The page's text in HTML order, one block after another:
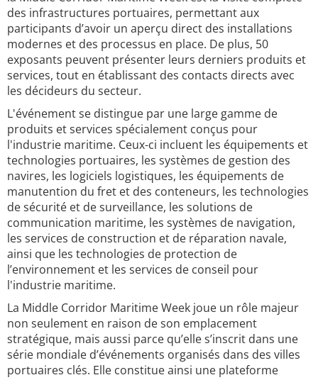
des infrastructures portuaires, permettant aux
participants d’avoir un aperçu direct des installations
modernes et des processus en place. De plus, 50
exposants peuvent présenter leurs derniers produits et
services, tout en établissant des contacts directs avec
les décideurs du secteur.
L'événement se distingue par une large gamme de
produits et services spécialement conçus pour
l'industrie maritime. Ceux-ci incluent les équipements et
technologies portuaires, les systèmes de gestion des
navires, les logiciels logistiques, les équipements de
manutention du fret et des conteneurs, les technologies
de sécurité et de surveillance, les solutions de
communication maritime, les systèmes de navigation,
les services de construction et de réparation navale,
ainsi que les technologies de protection de
l’environnement et les services de conseil pour
l'industrie maritime.
La Middle Corridor Maritime Week joue un rôle majeur
non seulement en raison de son emplacement
stratégique, mais aussi parce qu’elle s’inscrit dans une
série mondiale d’événements organisés dans des villes
portuaires clés. Elle constitue ainsi une plateforme